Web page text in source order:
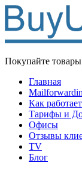
Покупайте
Главная
Как
Тарифы и
Офисы
Отзывы
TV
Блог